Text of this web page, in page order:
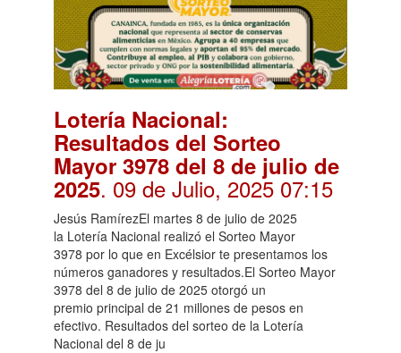
Lotería Nacional:
Resultados del Sorteo
Mayor 3978 del 8 de julio de
2025. 09 de Julio, 2025 07:15
Jesús RamírezEl martes 8 de julio de 2025
la Lotería Nacional realizó el Sorteo Mayor
3978 por lo que en Excélsior te presentamos los
números ganadores y resultados.El Sorteo Mayor
3978 del 8 de julio de 2025 otorgó un
premio principal de 21 millones de pesos en
efectivo. Resultados del sorteo de la Lotería
Nacional del 8 de ju